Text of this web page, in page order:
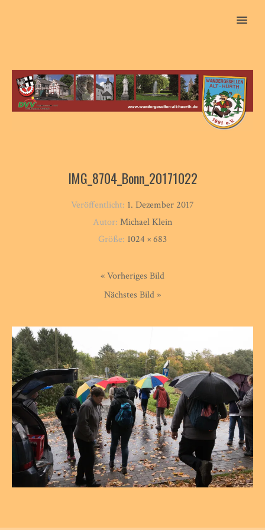
MENU
IMG_8704_Bonn_20171022
Veröffentlicht: 1. Dezember 2017
Autor: Michael Klein
Größe: 1024 × 683
« Vorheriges Bild
Nächstes Bild »